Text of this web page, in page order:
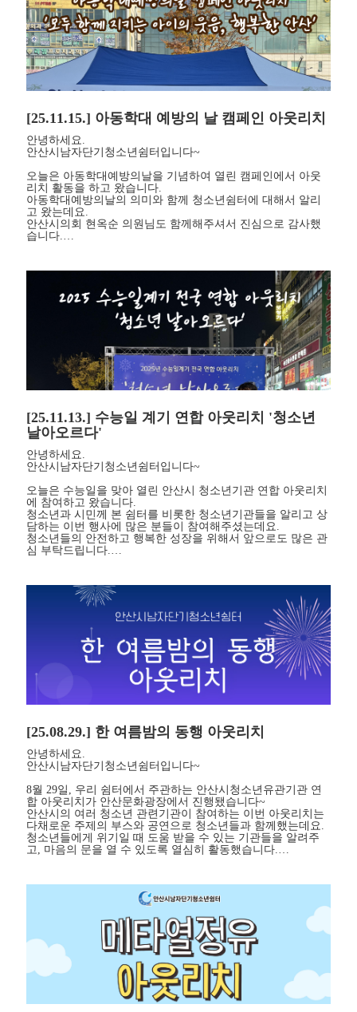
[25.11.15.] 아동학대 예방의 날 캠페인 아웃리치
안녕하세요.
안산시남자단기청소년쉼터입니다~
오늘은 아동학대예방의날을 기념하여 열린 캠페인에서 아웃
리치 활동을 하고 왔습니다.
아동학대예방의날의 의미와 함께 청소년쉼터에 대해서 알리
고 왔는데요.
안산시의회 현옥순 의원님도 함께해주셔서 진심으로 감사했
습니다.…
[25.11.13.] 수능일 계기 연합 아웃리치 '청소년
날아오르다'
안녕하세요.
안산시남자단기청소년쉼터입니다~
오늘은 수능일을 맞아 열린 안산시 청소년기관 연합 아웃리치
에 참여하고 왔습니다.
청소년과 시민께 본 쉼터를 비롯한 청소년기관들을 알리고 상
담하는 이번 행사에 많은 분들이 참여해주셨는데요.
청소년들의 안전하고 행복한 성장을 위해서 앞으로도 많은 관
심 부탁드립니다.…
[25.08.29.] 한 여름밤의 동행 아웃리치
안녕하세요.
안산시남자단기청소년쉼터입니다~
8월 29일, 우리 쉼터에서 주관하는 안산시청소년유관기관 연
합 아웃리치가 안산문화광장에서 진행됐습니다~
안산시의 여러 청소년 관련기관이 참여하는 이번 아웃리치는
다채로운 주제의 부스와 공연으로 청소년들과 함께했는데요.
청소년들에게 위기일 때 도움 받을 수 있는 기관들을 알려주
고, 마음의 문을 열 수 있도록 열심히 활동했습니다.…